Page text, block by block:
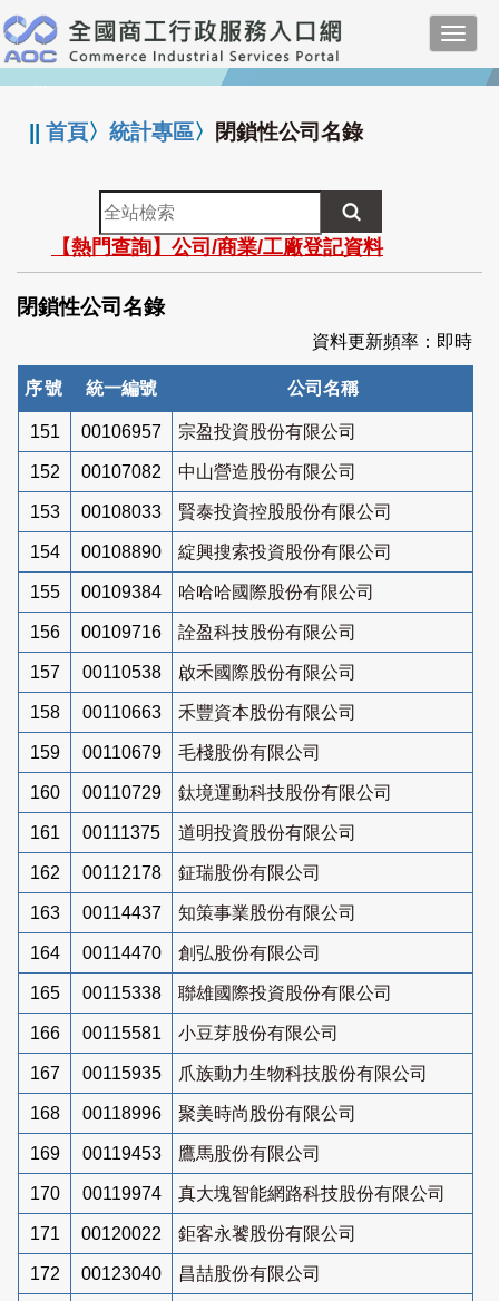
跳
到
主
要
:::
||首頁〉統計專區〉 閉鎖性公司名錄
全
站
檢
索
【熱門查詢】公司/商業/工廠登記資料
閉鎖性公司名錄
資料更新頻率：即時
序號 統一編號 公司名稱
151 00106957 宗盈投資股份有限公司
152 00107082 中山營造股份有限公司
153 00108033 賢泰投資控股股份有限公司
154 00108890 綻興搜索投資股份有限公司
155 00109384 哈哈哈國際股份有限公司
156 00109716 詮盈科技股份有限公司
157 00110538 啟禾國際股份有限公司
158 00110663 禾豐資本股份有限公司
159 00110679 毛棧股份有限公司
160 00110729 鈦境運動科技股份有限公司
161 00111375 道明投資股份有限公司
162 00112178 鉦瑞股份有限公司
163 00114437 知策事業股份有限公司
164 00114470 創弘股份有限公司
165 00115338 聯雄國際投資股份有限公司
166 00115581 小豆芽股份有限公司
167 00115935 爪族動力生物科技股份有限公司
168 00118996 聚美時尚股份有限公司
169 00119453 鷹馬股份有限公司
170 00119974 真大塊智能網路科技股份有限公司
171 00120022 鉅客永饕股份有限公司
172 00123040 昌喆股份有限公司